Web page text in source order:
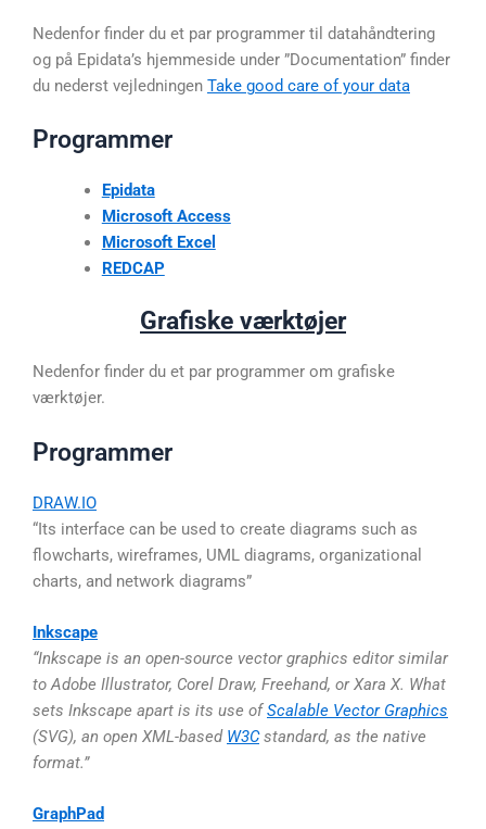
Nedenfor finder du et par programmer til datahåndtering
og på Epidata’s hjemmeside under ”Documentation” finder
du nederst vejledningen Take good care of your data
Programmer
Epidata
Microsoft Access
Microsoft Excel
REDCAP
Grafiske værktøjer
Nedenfor finder du et par programmer om grafiske
værktøjer.
Programmer
DRAW.IO
“Its interface can be used to create diagrams such as
flowcharts, wireframes, UML diagrams, organizational
charts, and network diagrams”
Inkscape
“Inkscape is an open-source vector graphics editor similar
to Adobe Illustrator, Corel Draw, Freehand, or Xara X. What
sets Inkscape apart is its use ofScalable Vector Graphics
(SVG), an open XML-based W3Cstandard, as the native
format.”
GraphPad